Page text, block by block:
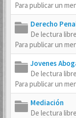
Para publicar un
Derecho
De lectura
Para publicar un
Jovenes
De lectura
Para publicar un
Mediación
De lectura